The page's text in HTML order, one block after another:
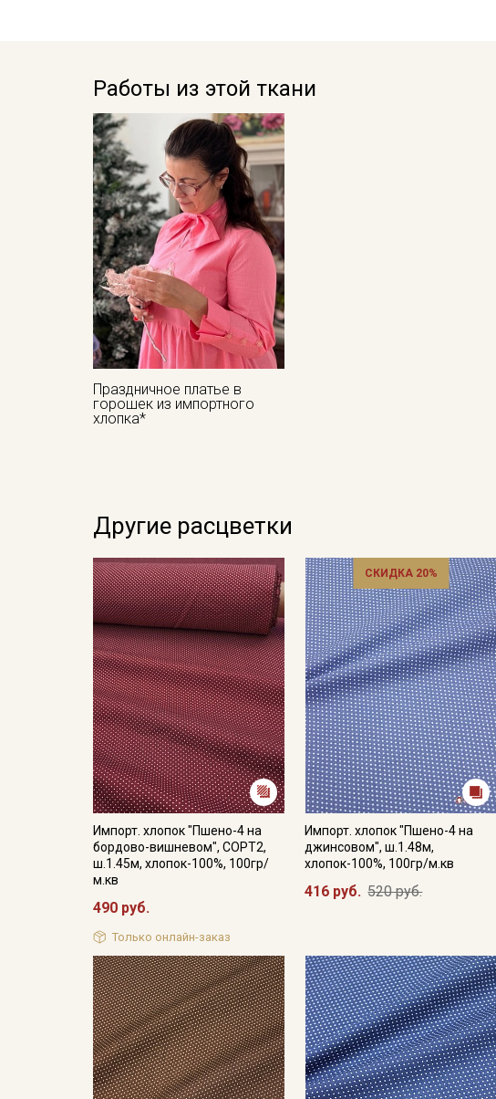
Работы из этой ткани
Праздничное платье в
горошек из импортного
хлопка*
Другие расцветки
Импорт. хлопок "Пшено-4 на
бордово-вишневом", СОРТ2,
ш.1.45м, хлопок-100%, 100гр/
м.кв
490 руб.
Только онлайн-заказ
СКИДКА 20%
Импорт. хлопок "Пшено-4 на
джинсовом", ш.1.48м,
хлопок-100%, 100гр/м.кв
416 руб. 520 руб.
Мы